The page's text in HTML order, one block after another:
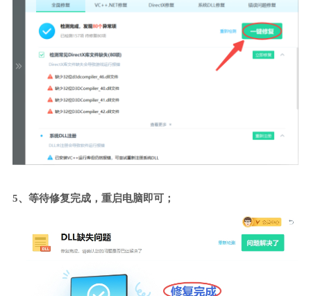
5、等待修复完成，重启电脑即可；